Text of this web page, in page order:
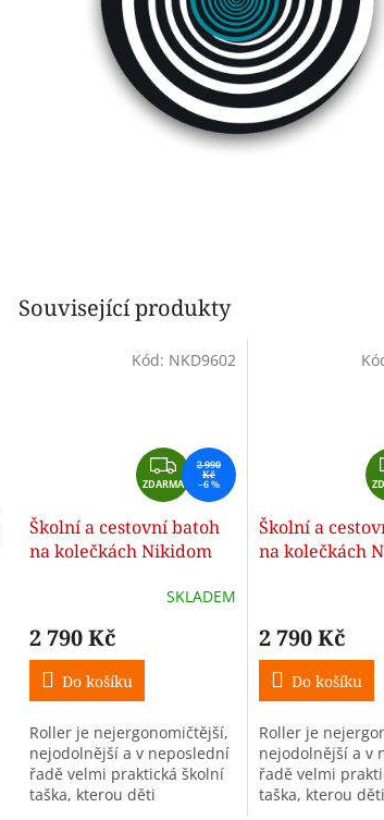
Související produkty
Z
D
A
R
A
ZDARMA
2 990
Kč
–6 %
Školní a cestovní batoh
na kolečkách Nikidom
SKLADEM
2 790 Kč
Do košíku
Roller je nejergonomičtější,
nejodolnější a v neposlední
řadě velmi praktická školní
taška, kterou děti
Kód: NKD9602
Školní a
na kolečkách
2 790 Kč
Do košíku
Roller je
nejodolnější a v
řadě velmi
taška, kterou děti